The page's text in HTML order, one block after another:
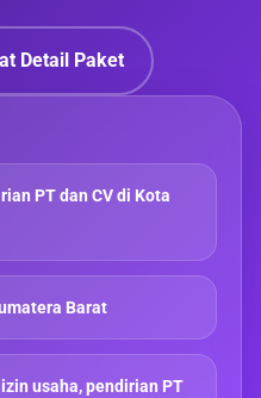
Detail Paket
PT dan CV di Kota
Barat
usaha, pendirian PT